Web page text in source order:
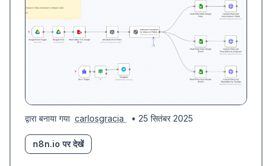
द्वारा बनाया गया carlosgracia • 25 सितंबर 2025
n8n.io पर देखें